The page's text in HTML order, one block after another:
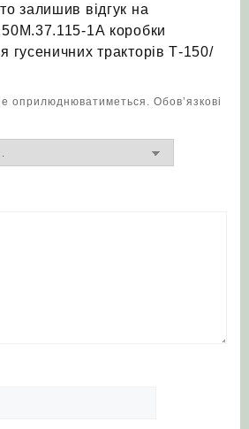
залишив відгук на
1А коробки
тракторів Т‑150/
оприлюднюватиметься.
Обов’язкові